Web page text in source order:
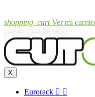
shopping_cart Ver mi carrito
X
Eurorack  